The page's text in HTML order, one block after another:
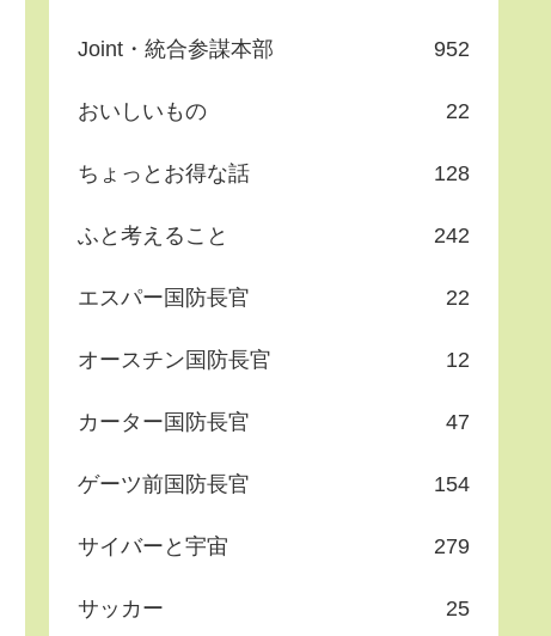
Joint・統合参謀本部 952
おいしいもの 22
ちょっとお得な話 128
ふと考えること 242
エスパー国防長官 22
オースチン国防長官 12
カーター国防長官 47
ゲーツ前国防長官 154
サイバーと宇宙 279
サッカー 25